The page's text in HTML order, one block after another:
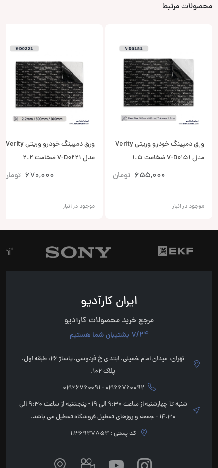
محصولات مرتبط
ورق دمپینگ خودرو وریتی Verity
مدل V-D0151 ضخامت 1.5
655,000 تومان
موجود در انبار
ورق دمپینگ خودرو وریتی Verity
مدل V-D0221 ضخامت 2.2
670,000 تومان
موجود در انبار
ایران کارآدیو
مرجع خرید محصولات کارآدیو
7/24 پشتیبان شما هستیم
تهران، میدان امام خمینی، ابتدای خ فردوسی، پاساژ 26، طبقه اول،
پلاک 102.
02166760092 - 02166760091
شنبه تا چهارشنبه از ساعت 9:30 الی 19 - پنجشنبه از ساعت 9:30 الی
14:30 - جمعه و روزهای تعطیل فروشگاه تعطیل می باشد.
کد پستی : 1136947854